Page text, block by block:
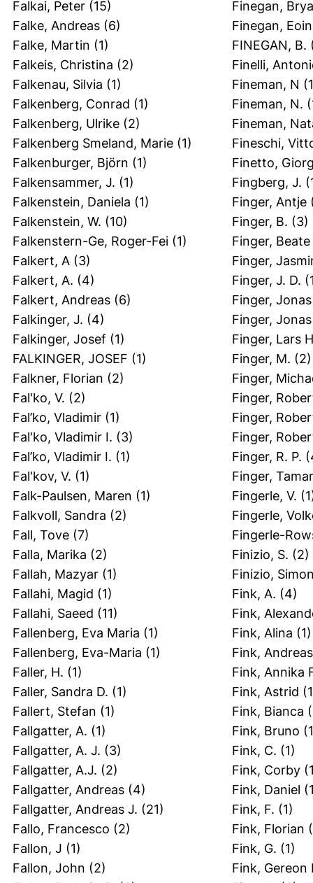
Falkai, Peter (15)
Falke, Andreas (6)
Falke, Martin (1)
Falkeis, Christina (2)
Falkenau, Silvia (1)
Falkenberg, Conrad (1)
Falkenberg, Ulrike (2)
Falkenberg Smeland, Marie (1)
Falkenburger, Björn (1)
Falkensammer, J. (1)
Falkenstein, Daniela (1)
Falkenstein, W. (10)
Falkenstern-Ge, Roger-Fei (1)
Falkert, A (3)
Falkert, A. (4)
Falkert, Andreas (6)
Falkinger, J. (4)
Falkinger, Josef (1)
FALKINGER, JOSEF (1)
Falkner, Florian (2)
Fal'ko, V. (2)
Fal’ko, Vladimir (1)
Fal'ko, Vladimir I. (3)
Fal’ko, Vladimir I. (1)
Fal'kov, V. (1)
Falk-Paulsen, Maren (1)
Falkvoll, Sandra (2)
Fall, Tove (7)
Falla, Marika (2)
Fallah, Mazyar (1)
Fallahi, Magid (1)
Fallahi, Saeed (11)
Fallenberg, Eva Maria (1)
Fallenberg, Eva-Maria (1)
Faller, H. (1)
Faller, Sandra D. (1)
Fallert, Stefan (1)
Fallgatter, A. (1)
Fallgatter, A. J. (3)
Fallgatter, A.J. (2)
Fallgatter, Andreas (4)
Fallgatter, Andreas J. (21)
Fallo, Francesco (2)
Fallon, J (1)
Fallon, John (2)
Finegan,
Finegan, Eoin
FINEGAN, B.
Finelli,
Fineman, N
Fineman, N.
Fineman,
Fineschi,
Finetto,
Fingberg, J.
Finger, Antje
Finger, B. (3)
Finger, Beate
Finger,
Finger, J. D.
Finger,
Finger,
Finger, Lars
Finger, M. (2)
Finger,
Finger,
Finger,
Finger,
Finger, R. P.
Finger,
Fingerle, V.
Fingerle,
Fingerle-
Finizio, S. (2)
Finizio,
Fink, A. (4)
Fink,
Fink, Alina (1)
Fink, Andreas
Fink, Annika
Fink, Astrid
Fink, Bianca
Fink, Bruno
Fink, C. (1)
Fink, Corby
Fink, Daniel
Fink, F. (1)
Fink, Florian
Fink, G. (1)
Fink, Gereon